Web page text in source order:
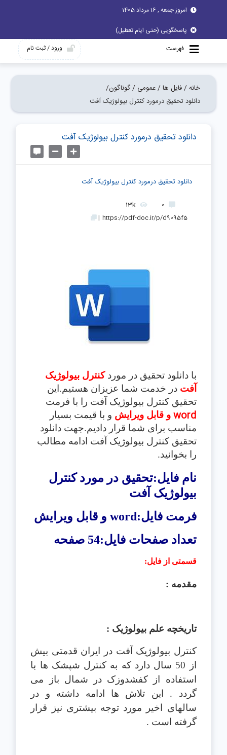
امروز جمعه , 16 مرداد 1405
پاسخگویی (حتی ایام تعطیل)
فهرست
ورود / ثبت نام
خانه / فایل ها / عمومی / گوناگون/
دانلود تحقیق درمورد کنترل بيولوژيک آفت
دانلود تحقیق درمورد کنترل بيولوژيک آفت
دانلود تحقیق درمورد کنترل بيولوژيک آفت
0
13k
https://pdf-doc.ir/p/d9095f5
|
با دانلود تحقیق در مورد کنترل بيولوژيک
آفتدر خدمت شما عزیزان هستیم.این
تحقیقکنترل بيولوژيک آفت را با فرمت
word و قابل ویرایش و با قیمت بسیار
مناسب برای شما قرار دادیم.جهت دانلود
تحقیق کنترل بيولوژيک آفت ادامه مطالب
را بخوانید.
نام فایل:تحقیق در مورد کنترل
بيولوژيک آفت
فرمت فایل:word و قابل ویرایش
تعداد صفحات فایل:54 صفحه
قسمتی از فایل:
مقدمه :
تاريخچه علم بيولوژيک :
کنترل بيولوژيک آفت در ايران قدمتی بيش
از 50 سال دارد که به کنترل شپشک ها با
استفاده از کفشدوزک در شمال باز می
گردد . اين تلاش ها ادامه داشته و در
سالهای اخير مورد توجه بيشتری نيز قرار
گرفته است .